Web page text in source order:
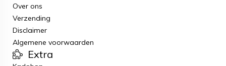
Over ons
Verzending
Disclaimer
Algemene voorwaarden
Extra